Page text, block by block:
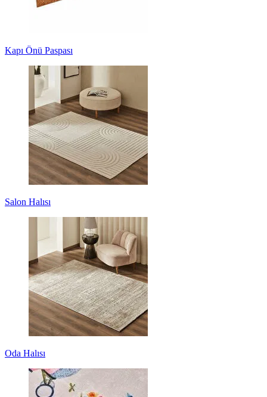
Kapı Önü Paspası
Salon Halısı
Oda Halısı